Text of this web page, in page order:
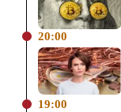
20:00
19:00